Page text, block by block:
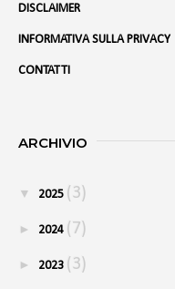
DISCLAIMER
INFORMATIVA SULLA PRIVACY
CONTATTI
ARCHIVIO
▼ 2025 (3)
► 2024 (7)
► 2023 (3)